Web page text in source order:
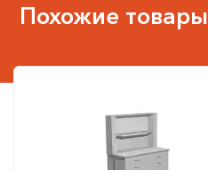
Похожие товары